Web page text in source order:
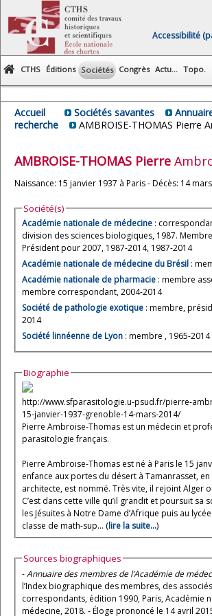
Accessibilité
CTHS Éditions Sociétés Congrès Actu... Topo.
Accueil Sociétés savantes
recherche
AMBROISE-THOMAS Pierre
AMBROISE-THOMAS Pierre
Naissance: 15 janvier 1937 à Paris - Décès: 14
Société(s)
Académie nationale de médecine :
division des sciences biologiques, 1987.
Président pour 2007, 1987-2014, 1987-2014
Académie nationale de médecine du Brésil :
Académie nationale de pharmacie : membre
membre correspondant, 2004-2014
Société de pathologie exotique : membre,
2014
Société linnéenne de Lyon : membre , 1965-2014
Biographie
http://www.sfparasitologie.u-psud.fr/pierre-
15-janvier-1937-grenoble-14-mars-2014/
Pierre Ambroise-Thomas est un médecin et
parasitologie français.
Pierre Ambroise-Thomas est né à Paris le 15
enfance aux portes du désert à Tamanrasset,
architecte, est nommé. Très vite, il rejoint Alger
C’est dans cette ville qu’il grandit et poursuit sa
les Jésuites à Notre Dame d’Afrique puis au
classe de math-sup... (lire la suite...)
Sources biographiques
-Annuaire des membres de l’Académie de
l’Index biographique des membres, des
correspondants, édition 1990, Paris, Académie
médecine, 2018. - Éloge prononcé le 14 avril